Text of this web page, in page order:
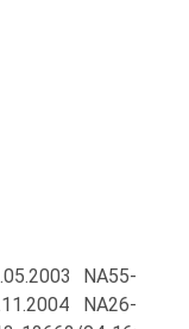
NА55-
NА26-